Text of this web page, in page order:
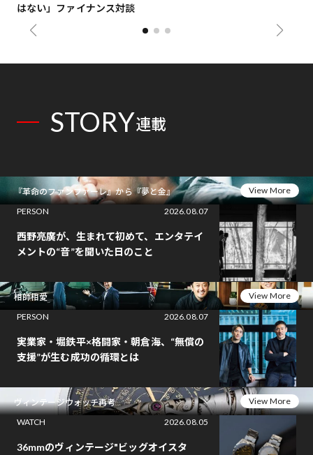
はない」ファイナンス対談
STORY連載
『革命のファンファーレ』から『夢と金』
View More
PERSON
2026.08.07
西野亮廣が、生まれて初めて、エンタテイ
メントの“音”を聞いた日のこと
相師相愛
View More
PERSON
2026.08.07
実業家・堀鉄平×格闘家・朝倉海、“無償の
支援”が生む成功の循環とは
ヴィンテージウォッチ再考
View More
WATCH
2026.08.05
36mmのヴィンテージ"ビッグオイスタ